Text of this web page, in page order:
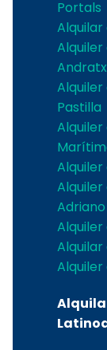
Portals
Andratx
Pastilla
Adriano